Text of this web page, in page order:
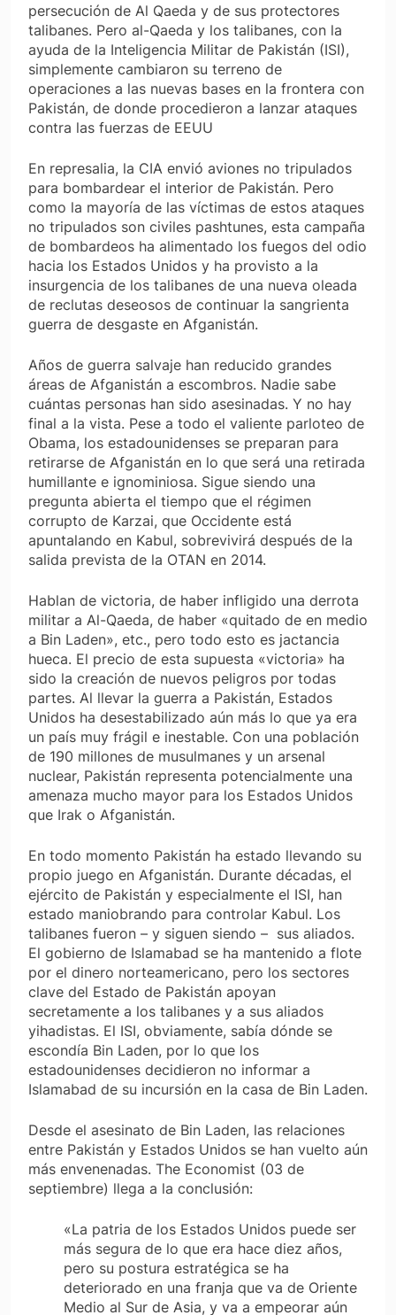
persecución de Al Qaeda y de sus protectores
talibanes. Pero al-Qaeda y los talibanes, con la
ayuda de la Inteligencia Militar de Pakistán (ISI),
simplemente cambiaron su terreno de
operaciones a las nuevas bases en la frontera con
Pakistán, de donde procedieron a lanzar ataques
contra las fuerzas de EEUU
En represalia, la CIA envió aviones no tripulados
para bombardear el interior de Pakistán. Pero
como la mayoría de las víctimas de estos ataques
no tripulados son civiles pashtunes, esta campaña
de bombardeos ha alimentado los fuegos del odio
hacia los Estados Unidos y ha provisto a la
insurgencia de los talibanes de una nueva oleada
de reclutas deseosos de continuar la sangrienta
guerra de desgaste en Afganistán.
Años de guerra salvaje han reducido grandes
áreas de Afganistán a escombros. Nadie sabe
cuántas personas han sido asesinadas. Y no hay
final a la vista. Pese a todo el valiente parloteo de
Obama, los estadounidenses se preparan para
retirarse de Afganistán en lo que será una retirada
humillante e ignominiosa. Sigue siendo una
pregunta abierta el tiempo que el régimen
corrupto de Karzai, que Occidente está
apuntalando en Kabul, sobrevivirá después de la
salida prevista de la OTAN en 2014.
Hablan de victoria, de haber infligido una derrota
militar a Al-Qaeda, de haber «quitado de en medio
a Bin Laden», etc., pero todo esto es jactancia
hueca. El precio de esta supuesta «victoria» ha
sido la creación de nuevos peligros por todas
partes. Al llevar la guerra a Pakistán, Estados
Unidos ha desestabilizado aún más lo que ya era
un país muy frágil e inestable. Con una población
de 190 millones de musulmanes y un arsenal
nuclear, Pakistán representa potencialmente una
amenaza mucho mayor para los Estados Unidos
que Irak o Afganistán.
En todo momento Pakistán ha estado llevando su
propio juego en Afganistán. Durante décadas, el
ejército de Pakistán y especialmente el ISI, han
estado maniobrando para controlar Kabul. Los
talibanes fueron – y siguen siendo – sus aliados.
El gobierno de Islamabad se ha mantenido a flote
por el dinero norteamericano, pero los sectores
clave del Estado de Pakistán apoyan
secretamente a los talibanes y a sus aliados
yihadistas. El ISI, obviamente, sabía dónde se
escondía Bin Laden, por lo que los
estadounidenses decidieron no informar a
Islamabad de su incursión en la casa de Bin Laden.
Desde el asesinato de Bin Laden, las relaciones
entre Pakistán y Estados Unidos se han vuelto aún
más envenenadas. The Economist (03 de
septiembre) llega a la conclusión:
«La patria de los Estados Unidos puede ser
más segura de lo que era hace diez años,
pero su postura estratégica se ha
deteriorado en una franja que va de Oriente
Medio al Sur de Asia, y va a empeorar aún